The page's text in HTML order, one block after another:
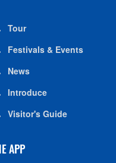
Tour
Festivals & Events
Introduce